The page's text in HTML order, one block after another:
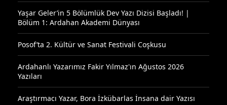
Yaşar Geler’in 5 Bölümlük Dev Yazı Dizisi Başladı! |
Bölüm 1: Ardahan Akademi Dünyası
Posof’ta 2. Kültür ve Sanat Festivali Coşkusu
Ardahanlı Yazarımız Fakir Yılmaz'ın Ağustos 2026
Yazıları
Araştırmacı Yazar, Bora İzkübarlas İnsana dair Yazısı